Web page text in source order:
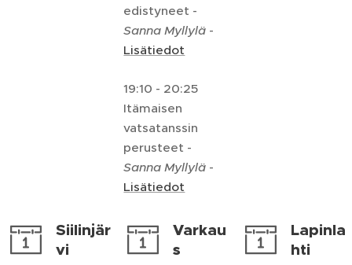
edistyneet -
Sanna Myllylä -
Lisätiedot
19:10 - 20:25
Itämaisen
vatsatanssin
perusteet -
Sanna Myllylä -
Lisätiedot
Siilinjär
vi
Varkau
s
Lapinla
hti